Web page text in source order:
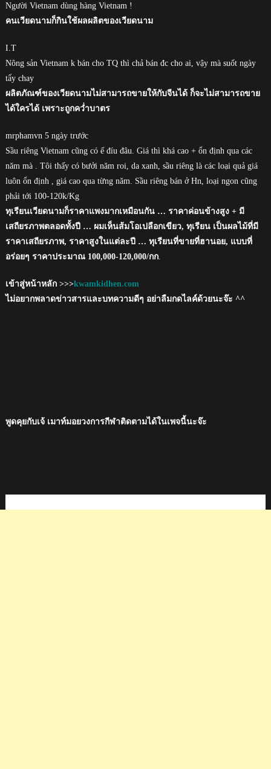
Người Vietnam dùng hàng Vietnam !
คนเวียดนามก็กินใช้ผลผลิตของเวียดนาม
I.T
Nông sản Vietnam k bán cho TQ thì chả bán đc cho ai, vậy mà suốt ngày
tẩy chay
ผลิตภัณฑ์ของเวียดนามไม่สามารถขายให้กับจีนได้ ก็จะไม่สามารถขาย
ได้ใครได้ เพราะถูกคว่ำบาตร
mrphamvn 5 ngày trước
Sầu riêng Vietnam cũng có ế đíu đâu. Giá thì khá cao + ổn định qua các
năm mà . Tôi thấy có bưởi năm roi, da xanh, sầu riêng là các loại quả giá
luôn ổn định , giá cao qua từng năm. Sầu riêng bán ở Hn, loại ngon cũng
phải tới 100-120k/Kg
ทุเรียนเวียดนามก็ราคาแพงมากเหมือนกัน … ราคาค่อนข้างสูง + มี
เสถียรภาพตลอดทั้งปี … ผมเห็นส้มโอเปลือกเขียว, ทุเรียน เป็นผลไม้ที่มี
ราคาเสถียรภาพ, ราคาสูงในแต่ละปี … ทุเรียนที่ขายที่ฮานอย, แบบที่
อร่อยๆ ราคาประมาณ 100,000-120,000/กก.
เข้าสู่หน้าหลัก >>>kwamkidhen.com
ไม่อยากพลาดข่าวสารและบทความดีๆ อย่าลืมกดไลค์ด้วยนะจ๊ะ ^^
พูดคุยกับเจ้ เมาท์มอยวงการกีฬาติดตามได้ในเพจนี้นะจ๊ะ